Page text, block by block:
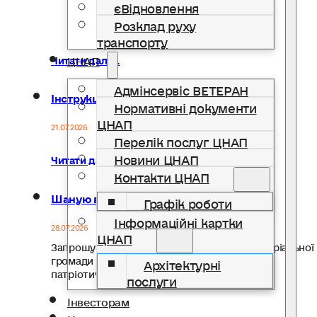
єВідновлення
Розклад руху
транспорту
ЦНАП
Адмінсервіс ВЕТЕРАН
Нормативні документи
ЦНАП
Перелік послуг ЦНАП
Новини ЦНАП
Контакти ЦНАП
Графік роботи
Інформаційні картки
ЦНАП
Архітектурні
послуги
Інвесторам
Читати далі...
Інструкції з безпеки
21.07.2026
Читати далі...
Шаную воїнів, біжу за Героїв України!
28.07.2026
Запрошуємо жителів Солотвинської територіальної
громади долучитися до Всеукраїнського
патріотичного забігу…